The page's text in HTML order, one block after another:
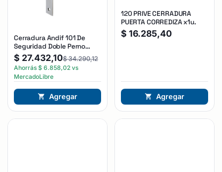
Cerradura Andif 101 De
Seguridad Doble Perno
Reforzada Plateado
$ 27.432,10$34.290,12
Ahorrás $ 6.858,02 vs
MercadoLibre
Agregar
120 PRIVE CERRADURA
PUERTA CORREDIZA x1u.
$ 16.285,40
Agregar